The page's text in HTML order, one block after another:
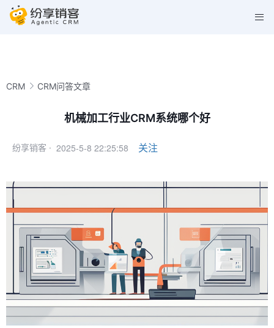
CRM CRM问答文章
机械加工行业CRM系统哪个好
纷享销客 · 2025-5-8 22:25:58 关注